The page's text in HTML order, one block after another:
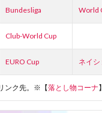
Bundesliga World
Club-World Cup
EURO Cup ネイ
ンク先。※【落とし物コーナ】